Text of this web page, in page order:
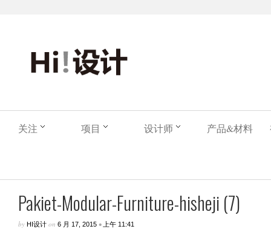
关注 项目 设计师 产品&材料
Pakiet-Modular-Furniture-hisheji (7)
by HI设计 on 6 月 17, 2015 • 上午 11:41